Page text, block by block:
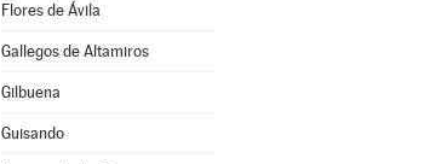
Flores de Ávila
Gallegos de Altamiros
Gilbuena
Guisando